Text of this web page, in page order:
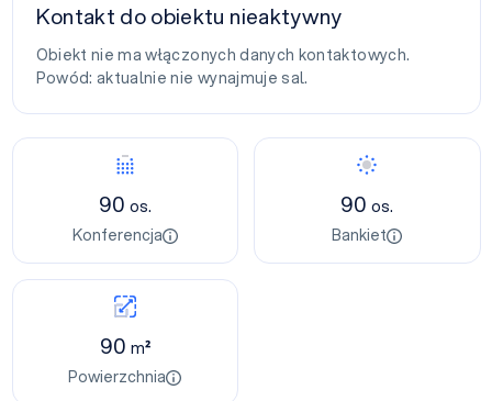
90 os.
Konferencja
90os.
Bankiet
90 m²
Powierzchnia
Kontakt do obiektu nieaktywny
Obiekt nie ma włączonych danych kontaktowych.
Powód: aktualnie nie wynajmuje sal.